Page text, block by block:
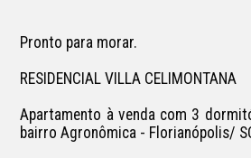
Pronto para morar.
RESIDENCIAL VILLA CELIMONTANA
Apartamento à venda com 3
bairro Agronômica - Florianópolis/